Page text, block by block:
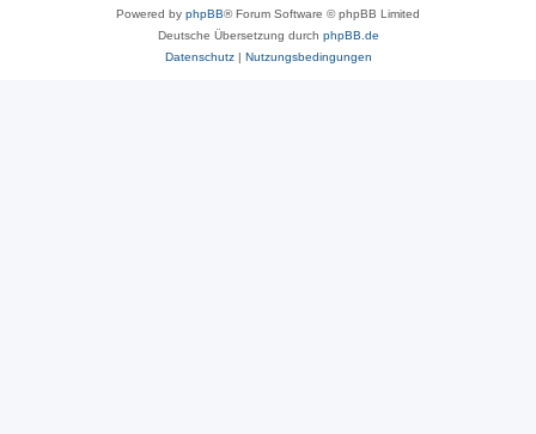
Powered by phpBB® Forum Software © phpBB Limited
Deutsche Übersetzung durch phpBB.de
Datenschutz| Nutzungsbedingungen